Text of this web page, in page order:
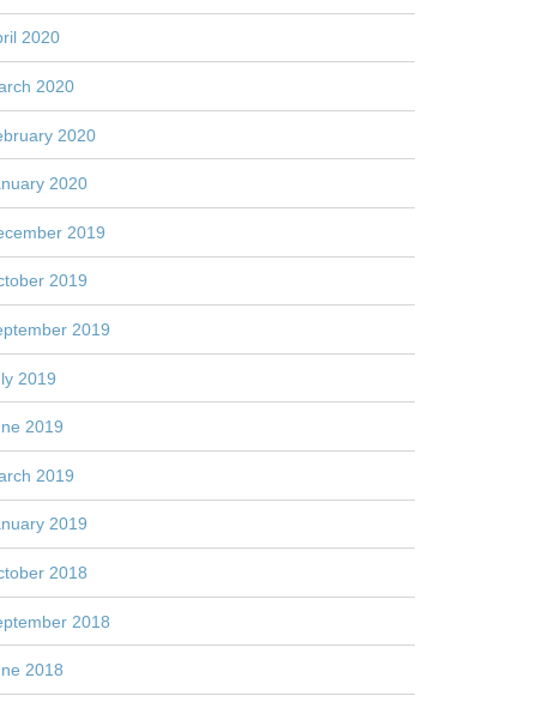
2020
2020
2020
2020
2019
2019
2019
2019
2019
2019
2019
2018
2018
2018